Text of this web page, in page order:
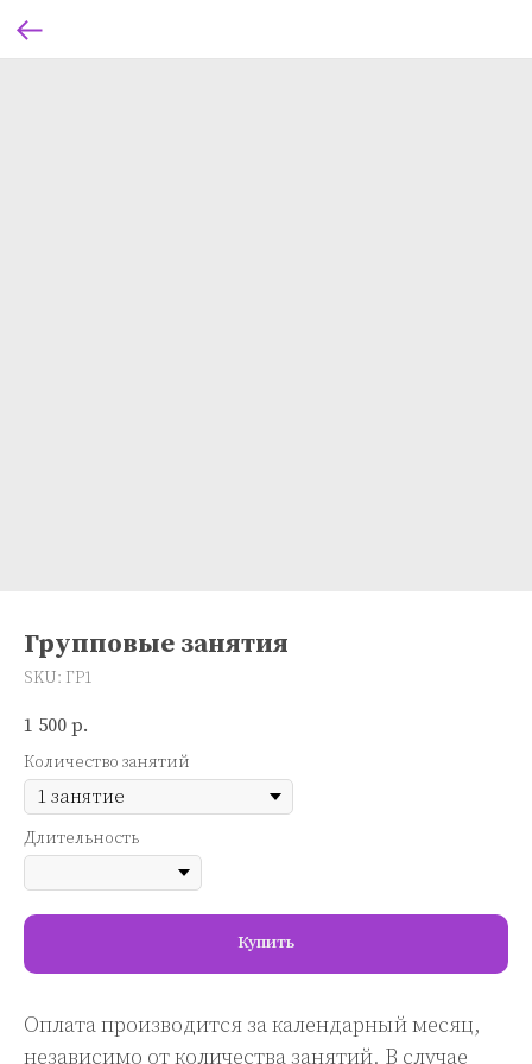
Групповые занятия
SKU: ГР1
1 500 р.
Количество занятий
Длительность
Купить
Оплата производится за календарный месяц,
независимо от количества занятий. В случае